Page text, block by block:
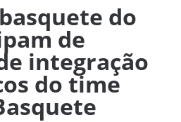
do
de
integração
do time